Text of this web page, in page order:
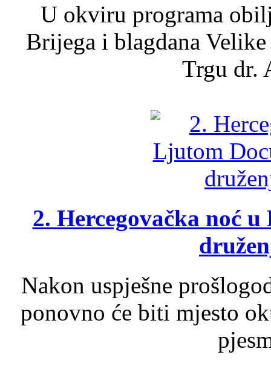
U okviru programa
Brijega i blagdana
Trgu dr.
2. Hercegovačka noć
Nakon uspješne
ponovno će biti mjesto